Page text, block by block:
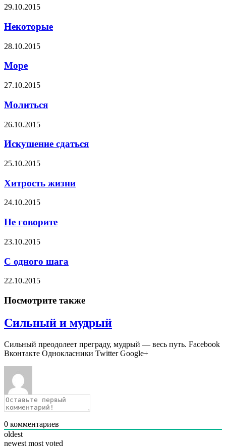
29.10.2015
Некоторые
28.10.2015
Море
27.10.2015
Молиться
26.10.2015
Искушение сдаться
25.10.2015
Хитрость жизни
24.10.2015
Не говорите
23.10.2015
С одного шага
22.10.2015
Посмотрите также
Сильный и мудрый
Сильный преодолеет преграду, мудрый — весь путь. Facebook
Вконтакте Однокласники Twitter Google+
0 комментариев
oldest
newest most voted